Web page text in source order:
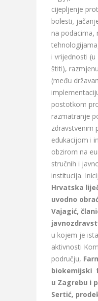
cijepljenje
bolesti,
na podacima,
i vrijednosti
štiti),
(među
postotkom
razmatranje
zdravstvenim
edukacijom i
obzirom na
stručnih i
institucija.
Hrvatska
uvodno
Vajagić,
u kojem je
aktivnosti
području,
biokemijski
u Zagrebu i
Sertić,